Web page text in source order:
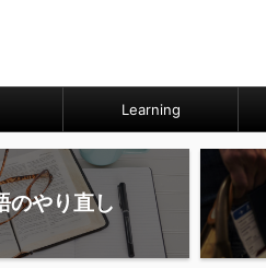
Learning
のやり直し